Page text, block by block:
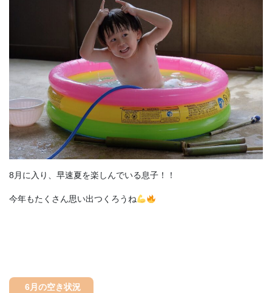
8月に入り、早速夏を楽しんでいる息子！！
今年もたくさん思い出つくろうね
6月の空き状況